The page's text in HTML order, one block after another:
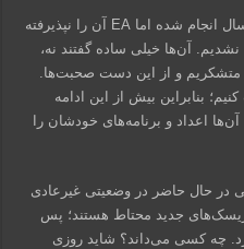
شوفیلد توضیح داد که این گفتگوها امسال انجام شده اما EA آن را نپذیرفته
آن‌ها خیلی ساده گفتند نه،
متشکریم و از این دست صحبت‌ها.
بنابراین بیش از این ادامه
اعداد و برنامه‌های خودشان را
در حال حاضر در وضعیتی غیرعادی
ریسک‌های جدید محتاط هستند؛ پس
چه کسی می‌داند؟ شاید روزی